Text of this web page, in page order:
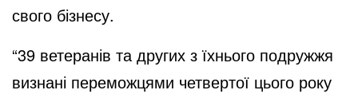
свого бізнесу.
“39 ветеранів та других з їхнього подружжя
визнані переможцями четвертої цього року